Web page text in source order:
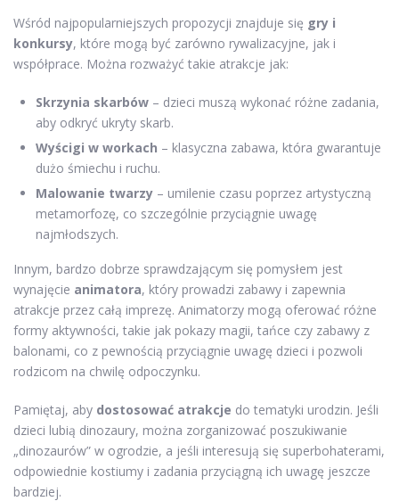
Wśród najpopularniejszych propozycji znajduje się gry i
konkursy, które mogą być zarówno rywalizacyjne, jak i
współprace. Można rozważyć takie atrakcje jak:
Skrzynia skarbów – dzieci muszą wykonać różne zadania,
aby odkryć ukryty skarb.
Wyścigi w workach – klasyczna zabawa, która gwarantuje
dużo śmiechu i ruchu.
Malowanie twarzy – umilenie czasu poprzez artystyczną
metamorfozę, co szczególnie przyciągnie uwagę
najmłodszych.
Innym, bardzo dobrze sprawdzającym się pomysłem jest
wynajęcie animatora, który prowadzi zabawy i zapewnia
atrakcje przez całą imprezę. Animatorzy mogą oferować różne
formy aktywności, takie jak pokazy magii, tańce czy zabawy z
balonami, co z pewnością przyciągnie uwagę dzieci i pozwoli
rodzicom na chwilę odpoczynku.
Pamiętaj, aby dostosować atrakcje do tematyki urodzin. Jeśli
dzieci lubią dinozaury, można zorganizować poszukiwanie
„dinozaurów” w ogrodzie, a jeśli interesują się superbohaterami,
odpowiednie kostiumy i zadania przyciągną ich uwagę jeszcze
bardziej.